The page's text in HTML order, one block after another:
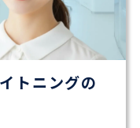
トニングの